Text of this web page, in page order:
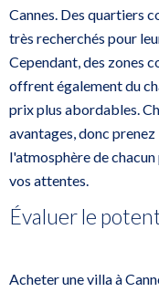
Cannes. Des quartiers
très recherchés pour
Cependant, des zones
offrent également du
prix plus abordables.
avantages, donc
l'atmosphère de
vos attentes.
Évaluer le
Acheter une villa à